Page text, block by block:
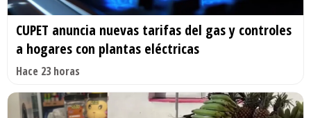
CUPET anuncia nuevas tarifas del gas y controles
a hogares con plantas eléctricas
Hace 23 horas